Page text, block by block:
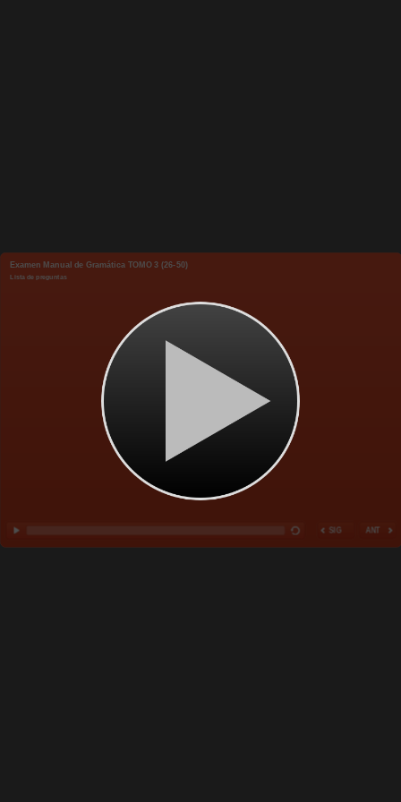
Examen Manual de Gramática TOMO 3 (26-50)
Lista de preguntas
ANT
SIG